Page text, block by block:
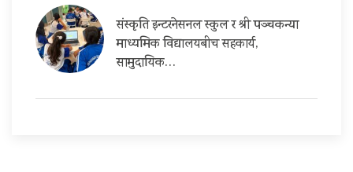
संस्कृति इन्टरनेसनल स्कुल र श्री पञ्चकन्या
माध्यमिक विद्यालयबीच सहकार्य,
सामुदायिक…